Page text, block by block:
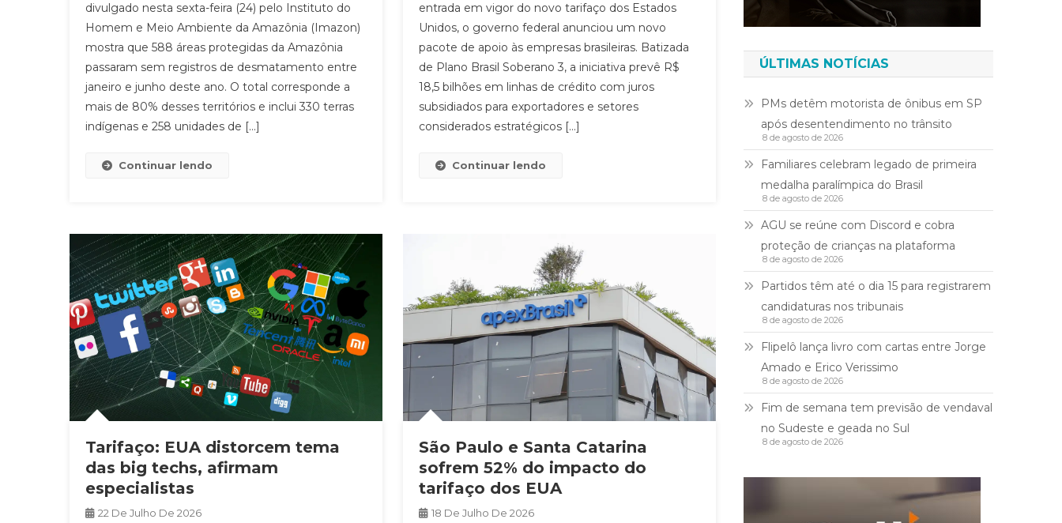
divulgado nesta sexta-feira (24) pelo Instituto do
Homem e Meio Ambiente da Amazônia (Imazon)
mostra que 588 áreas protegidas da Amazônia
passaram sem registros de desmatamento entre
janeiro e junho deste ano. O total corresponde a
mais de 80% desses territórios e inclui 330 terras
indígenas e 258 unidades de […]
Continuar lendo
entrada em vigor do novo tarifaço dos Estados
Unidos, o governo federal anunciou um novo
pacote de apoio às empresas brasileiras. Batizada
de Plano Brasil Soberano 3, a iniciativa prevê R$
18,5 bilhões em linhas de crédito com juros
subsidiados para exportadores e setores
considerados estratégicos […]
Continuar lendo
Tarifaço: EUA distorcem tema
das big techs, afirmam
especialistas
22 De Julho De 2026
São Paulo e Santa Catarina
sofrem 52% do impacto do
tarifaço dos EUA
18 De Julho De 2026
ÚLTIMAS NOTÍCIAS
PMs detêm motorista de ônibus em SP
após desentendimento no trânsito
8 de agosto de 2026
Familiares celebram legado de primeira
medalha paralímpica do Brasil
8 de agosto de 2026
AGU se reúne com Discord e cobra
proteção de crianças na plataforma
8 de agosto de 2026
Partidos têm até o dia 15 para registrarem
candidaturas nos tribunais
8 de agosto de 2026
Flipelô lança livro com cartas entre Jorge
Amado e Erico Verissimo
8 de agosto de 2026
Fim de semana tem previsão de vendaval
no Sudeste e geada no Sul
8 de agosto de 2026